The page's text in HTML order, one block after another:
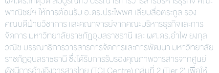
พาณิชย์ฯ ให้การต้อนรับ อ.ดร.ประไพพิศ เลียบสื่อตระกูล รอง
คณบดีฝ่ายวิชาการ และคณาจารย์จากคณะบริหารธุรกิจและการ
จัดการ มหาวิทยาลัยราชภัฏอุบลราชธานี และ ผศ.ดร.อำไพ ยงกุล
วณิช บรรณาธิการวารสารการจัดการและการพัฒนา มหาวิทยาลัย
ราชภัฏอุบลราชธานี ซึ่งได้รับการรับรองคุณภาพวารสารจากศูนย์